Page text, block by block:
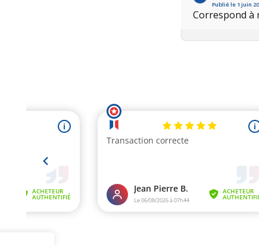
Publié le 1 juin
Correspond à